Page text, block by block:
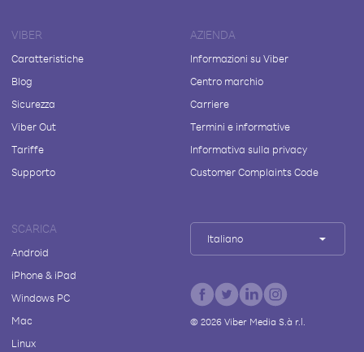
VIBER
Caratteristiche
Blog
Sicurezza
Viber Out
Tariffe
Supporto
AZIENDA
Informazioni su Viber
Centro marchio
Carriere
Termini e informative
Informativa sulla privacy
Customer Complaints Code
SCARICA
Android
iPhone & iPad
Windows PC
Mac
Linux
Italiano
© 2026Viber Media S.à r.l.